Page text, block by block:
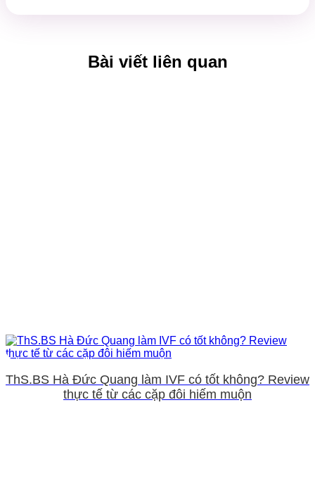
Bài viết liên quan
ThS.BS Hà Đức Quang làm IVF có tốt không? Review
thực tế từ các cặp đôi hiếm muộn